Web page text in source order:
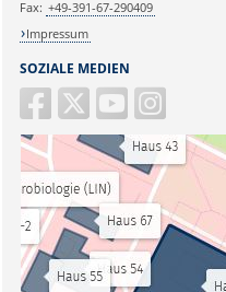
SOZIALE MEDIEN
Fax: +49-391-67-290409
Impressum